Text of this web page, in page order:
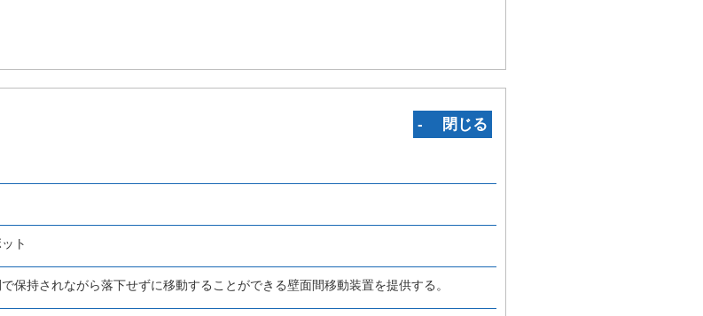
‐ 閉じる
ト
保持されながら落下せずに移動することができる壁面間移動装置を提供する。